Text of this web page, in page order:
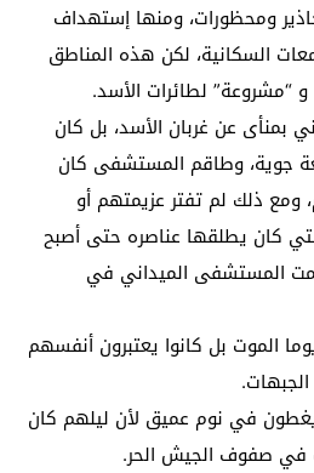
ومحظورات، ومنها إستهداف
السكانية، لكن هذه المناطق
“مشروعة” لطائرات الأسد.
بمنأى عن غربان الأسد، بل كان
جوية، وطاقم المستشفى كان
ومع ذلك لم تفتر عزيمتهم أو
كان يطلقها عناصره حتى أصبح
المستشفى الميداني في
الموت بل كانوا يعتبرون أنفسهم
في نوم عميق لأن ليلهم كان
في صفوف الجيش الحر.